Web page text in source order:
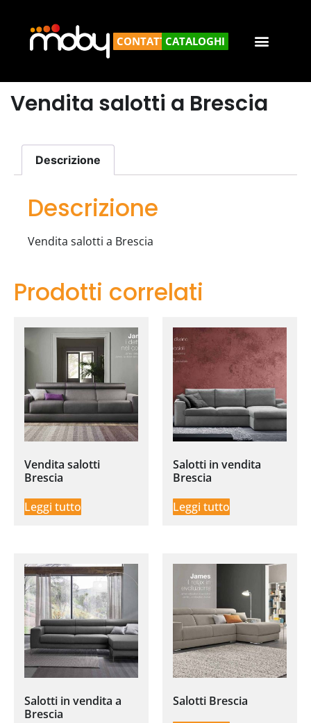
CONTATTACICATALOGHI
Vendita salotti a Brescia
Descrizione
Descrizione
Vendita salotti a Brescia
Prodotti correlati
Vendita salotti
Brescia
Leggi tutto
Salotti in vendita
Brescia
Leggi tutto
Salotti in vendita a
Brescia
Salotti Brescia